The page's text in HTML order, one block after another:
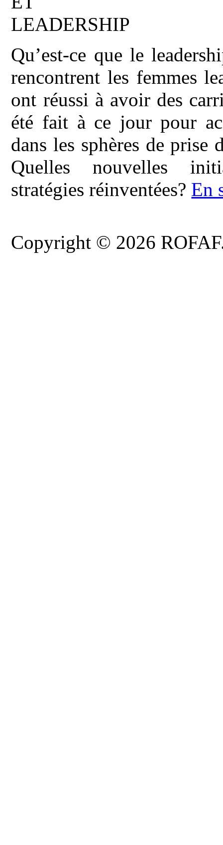
Qu’est-ce que le
rencontrent les femmes
ont réussi à avoir des
été fait à ce jour pour
dans les sphères de prise
Quelles nouvelles
stratégies réinventées? En
Copyright © 2026